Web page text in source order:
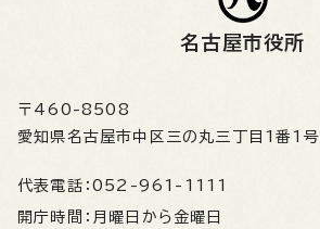
名古屋市役所
〒460-8508
愛知県名古屋市中区三の丸三丁目1番1号
代表電話： 052-961-1111
開庁時間： 月曜日から金曜日